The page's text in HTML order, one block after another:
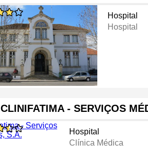
Hospital
Hospital
CLINIFATIMA - SERVIÇOS
Hospital
Clínica Médica